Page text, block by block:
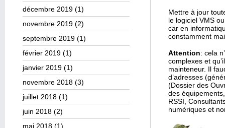
décembre 2019 (1)
novembre 2019 (2)
septembre 2019 (1)
février 2019 (1)
janvier 2019 (1)
novembre 2018 (3)
juillet 2018 (1)
juin 2018 (2)
mai 2018 (1)
Mettre à jour
le logiciel VMS
car en
constamment
Attention: cela
complexes et
mainteneur. Il
d’adresses
(Dossier des
des
RSSI,
numériques et